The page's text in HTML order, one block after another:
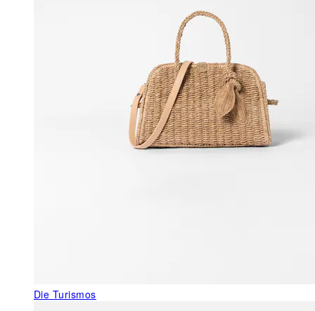
Die Turismos